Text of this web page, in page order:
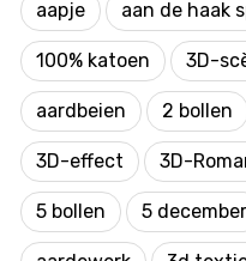
aapje aan de haak
100% katoen 3D-
aardbeien 2 bollen
3D-effect 3D-
5 bollen 5 december